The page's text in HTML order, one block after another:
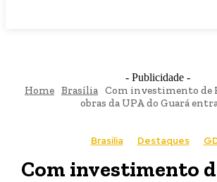
- Publicidade -
Home Brasília Com investimento de
obras da UPA do Guará
Brasília Destaques
Com investimento